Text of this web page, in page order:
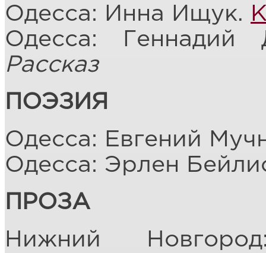
Одесса: Инна Ищук.
Одесса:
Рассказ
ПОЭЗИЯ
Одесса: Евгений
Одесса: Эрлен
ПРОЗА
Нижний